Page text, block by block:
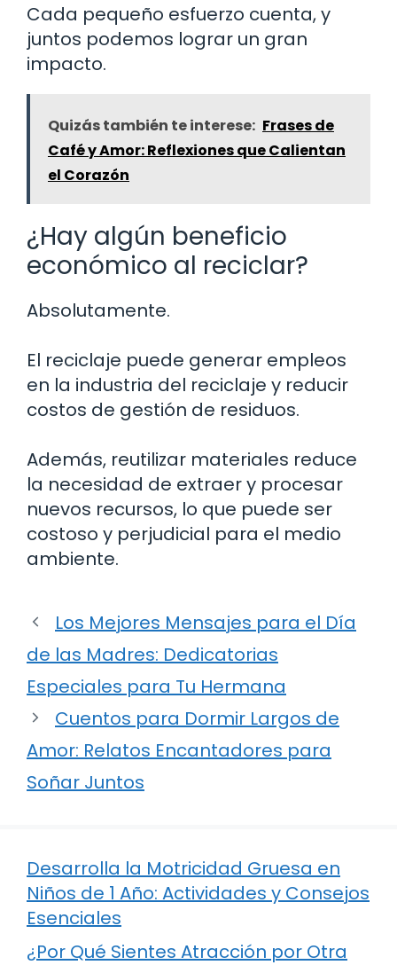
Cada pequeño esfuerzo cuenta, y
juntos podemos lograr un gran
impacto.
Quizás también te interese: Frases de
Café y Amor: Reflexiones que Calientan
el Corazón
¿Hay algún beneficio
económico al reciclar?
Absolutamente.
El reciclaje puede generar empleos
en la industria del reciclaje y reducir
costos de gestión de residuos.
Además, reutilizar materiales reduce
la necesidad de extraer y procesar
nuevos recursos, lo que puede ser
costoso y perjudicial para el medio
ambiente.
Los Mejores Mensajes para el Día
de las Madres: Dedicatorias
Especiales para Tu Hermana
Cuentos para Dormir Largos de
Amor: Relatos Encantadores para
Soñar Juntos
Desarrolla la Motricidad Gruesa en
Niños de 1 Año: Actividades y Consejos
Esenciales
¿Por Qué Sientes Atracción por Otra